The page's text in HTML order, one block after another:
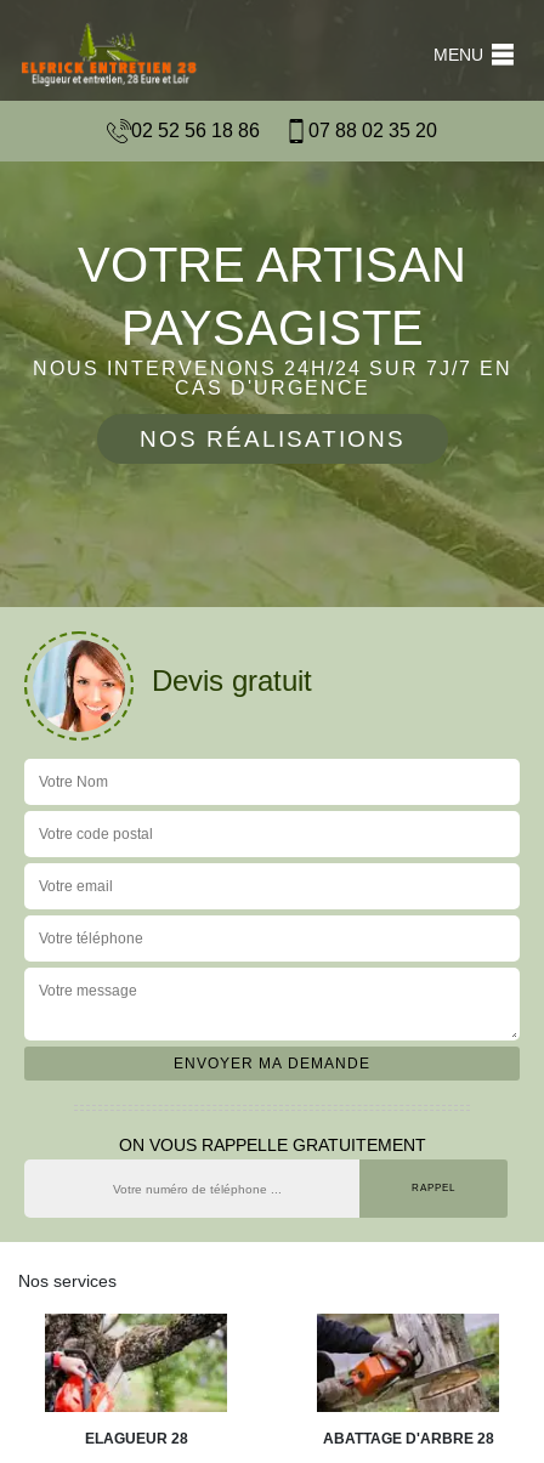
MENU
02 52 56 18 86 07 88 02 35 20
VOTRE ARTISAN
PAYSAGISTE
NOUS INTERVENONS 24H/24 SUR 7J/7 EN
CAS D'URGENCE
NOS RÉALISATIONS
Devis gratuit
ON VOUS RAPPELLE GRATUITEMENT
Nos services
ELAGUEUR 28 ABATTAGE D'ARBRE 28